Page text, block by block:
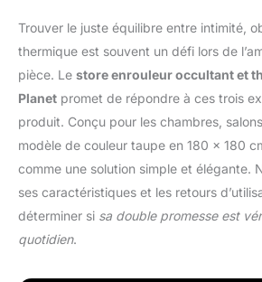
Trouver le juste équilibre entre intimité,
thermique est souvent un défi lors de
pièce. Le store enrouleur occultant et
Planet promet de répondre à ces trois
produit. Conçu pour les chambres,
modèle de couleur taupe en 180 x 180
comme une solution simple et élégante.
ses caractéristiques et les retours
déterminer si sa double promesse est
quotidien.